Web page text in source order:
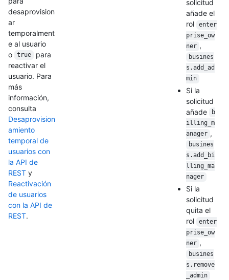
desaprovision
ar
temporalment
e al usuario
o
true
para
reactivar el
usuario. Para
más
información,
consulta
Desaprovision
amiento
temporal de
usuarios con
la API de
REST y
Reactivación
de usuarios
con la API de
REST.
solicitud
añade el
rol
enter
prise_ow
ner ,
busines
s.add_ad
min
Si la
solicitud
añade
b
illing_m
anager ,
busines
s.add_bi
lling_ma
nager
Si la
solicitud
quita el
rol
enter
prise_ow
ner ,
busines
s.remove
_admin